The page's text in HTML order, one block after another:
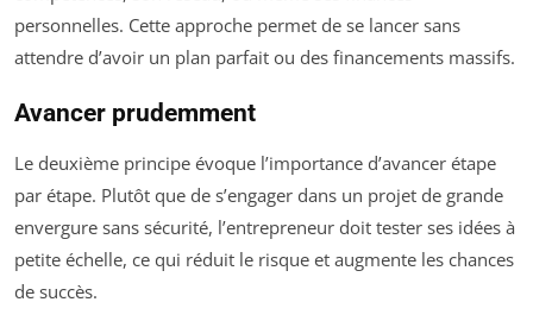
personnelles. Cette approche permet de se lancer sans
attendre d’avoir un plan parfait ou des financements massifs.
Avancer prudemment
Le deuxième principe évoque l’importance d’avancer étape
par étape. Plutôt que de s’engager dans un projet de grande
envergure sans sécurité, l’entrepreneur doit tester ses idées à
petite échelle, ce qui réduit le risque et augmente les chances
de succès.